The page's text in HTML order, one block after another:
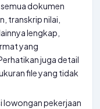
dokumen
transkrip nilai,
lengkap,
yang
juga detail
file yang tidak
lowongan pekerjaan